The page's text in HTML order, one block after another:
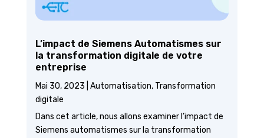
L’impact de Siemens Automatismes sur
la transformation digitale de votre
entreprise
Mai 30, 2023 Automatisation, Transformation
digitale
Dans cet article, nous allons examiner l’impact de
Siemens automatismes sur la transformation